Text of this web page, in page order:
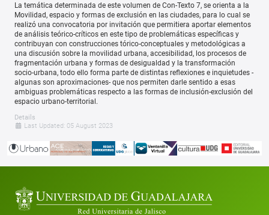
La temática determinada de este volumen de Con-Texto 7, se orienta a la
Movilidad, espacio y formas de exclusión en las ciudades, para lo cual se
realizó una convocatoria por invitación que permitiera aportar elementos
de análisis teórico-críticos en este tipo de problemáticas específicas y
contribuyan con construcciones tórico-conceptuales y metodológicas a
una discusión sobre la movilidad urbana, accesibilidad, los procesos de
fragmentación urbana y formas de desigualdad y la transformación
socio-urbana, todo ello forma parte de distintas reflexiones e inquietudes -
algunas son aproximaciones- que nos permiten darle sentido a esas
ambiguas problemáticas respecto a las formas de inclusión-exclusión del
espacio urbano-territorial.
Details
Last Updated: 05 August 2023